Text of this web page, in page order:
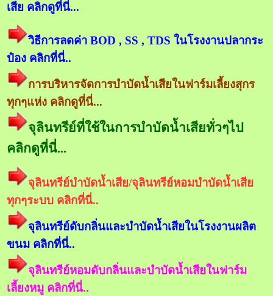
เสีย คลิกดูที่นี่...
วิธีการลดค่า BOD , SS , TDS ในโรงงานปลากระ
ป๋อง คลิกที่นี่..
การบริหารจัดการบำบัดน้ำเสียในฟาร์มเลี้ยงสุกร
ทุกๆแห่ง คลิกดูที่นี่...
จุลินทรีย์ที่ใช้ในการบำบัดน้ำเสียทั่วๆไป
คลิกดูที่นี่...
จุลินทรีย์บำบัดน้ำเสีย/จุลินทรีย์หอมบำบัดน้ำเสีย
ทุกๆระบบ คลิกที่นี่..
จุลินทรีย์ดับกลิ่นและบำบัดน้ำเสียในโรงงานผลิต
ขนม คลิกที่นี่..
จุลินทรีย์หอมดับกลิ่นและบำบัดน้ำเสียในฟาร์ม
เลี้ยงหมู คลิกที่นี่..